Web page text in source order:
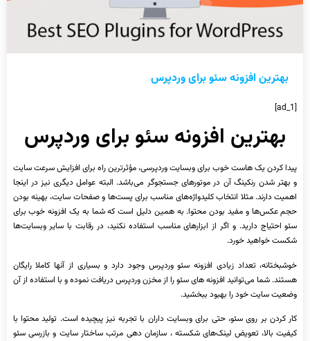
بهترین افزونه سئو برای وردپرس
[ad_1]
بهترین افزونه سئو برای وردپرس
پیدا کردن یک هاست خوب برای وبسایت وردپرسی، مؤثرترین راه برای افزایش سرعت سایت
و بهتر شدن رنکینگ آن در موتورهای جستجوگر می‌باشد. البته عوامل دیگری نیز در اینجا
اهمیت دارند. مثلا انتخاب کلیدواژه‌های مناسب برای پست‌ها و صفحات سایت، بهینه بودن
حجم عکس‌ها و مفید بودن محتوا. به همین دلیل است که شما به یک افزونه خوب برای
سئو احتیاج دارید. و اگر از ابزارهای مناسب استفاده نکنید، در رقابت با سایر وبسایت‌ها
شکست خواهید خورد.
خوشبختانه، تعداد زیادی افزونه سئو وردپرس وجود دارد و بسیاری از آنها کاملا رایگان
هستند. شما می‌توانید افزونه ‌های سئو را از مخزن وردپرس دریافت نموده و با استفاده از آن
وضعیت سایت خود را بهبود ببخشید.
کار کردن بر روی سئو، حتی برای وبسایت داران با تجربه نیز پیچیده است. تولید محتوا با
کیفیت بالا، تعویض لینک‌های شکسته ، سازمان دهی مرتب ساختار سایت و بازرسی سئو